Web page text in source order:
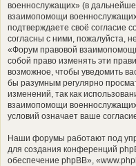
военнослужащих» (в
взаимопомощи
подтверждаете своё согласие
согласны с ними, пожалуйста,
«Форум правовой
собой право изменять эти
возможное, чтобы уведомить
бы разумным регулярно
изменений, так как
взаимопомощи
условий означает ваше
Наши форумы работают под
для создания конференций
обеспечение phpBB»,